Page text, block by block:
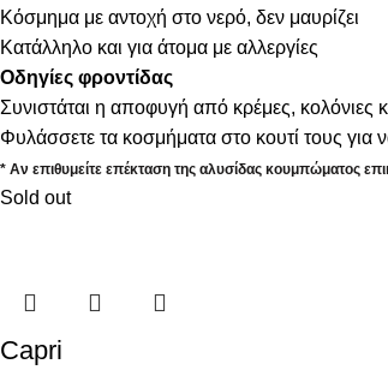
Κόσμημα με αντοχή στο νερό, δεν μαυρίζει
Κατάλληλο και για άτομα με αλλεργίες
Οδηγίες φροντίδας
Συνιστάται η αποφυγή από κρέμες, κολόνιες
Φυλάσσετε τα κοσμήματα στο κουτί τους για
* Αν επιθυμείτε επέκταση της αλυσίδας κουμπώματος
Sold out
Capri